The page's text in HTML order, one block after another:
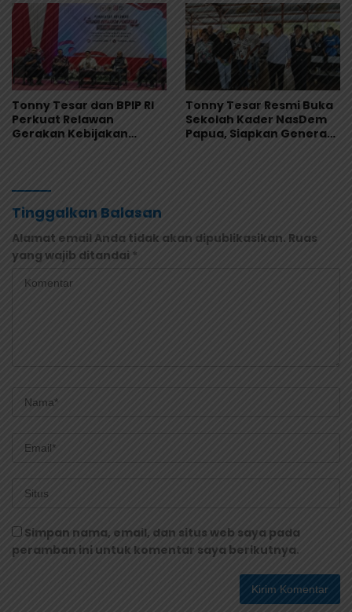
Tonny Tesar dan BPIP RI
Perkuat Relawan
Gerakan Kebijakan
Tonny Tesar Resmi Buka
Sekolah Kader NasDem
Papua, Siapkan Generasi
Tinggalkan Balasan
Alamat email Anda tidak akan dipublikasikan. Ruas
yang wajib ditandai *
Simpan nama, email, dan situs web saya pada
peramban ini untuk komentar saya berikutnya.